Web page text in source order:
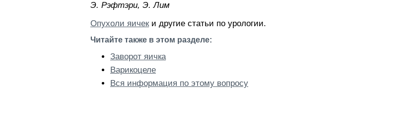
Э. Pэфтэpи, Э. Лим
Опухоли яичеки другие статьи по урологии.
Читайте также в этом разделе:
Заворот яичка
Варикоцеле
Вся информация по этому вопросу